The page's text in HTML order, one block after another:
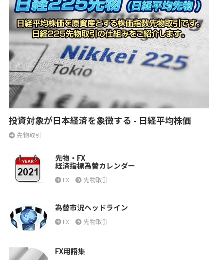
投資対象が日本経済を象徴する - 日経平均株価
先物取引
先物・FX
経済指標為替カレンダー
FX 先物取引
為替市況ヘッドライン
FX 先物取引
FX用語集